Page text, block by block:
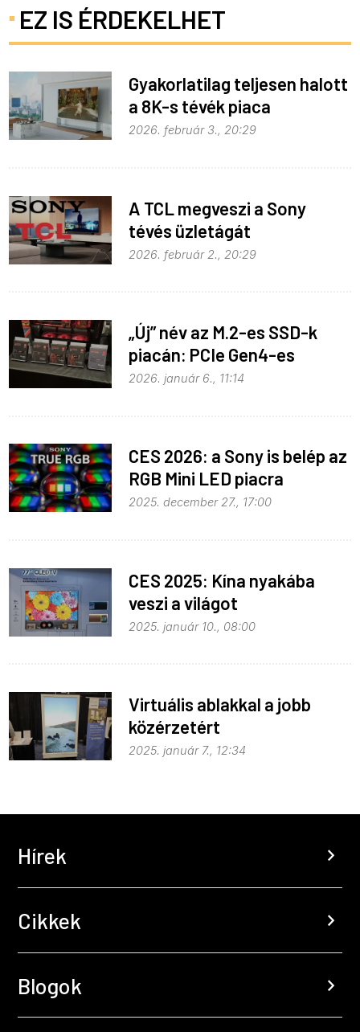
EZ IS ÉRDEKELHET
Gyakorlatilag teljesen halott
a 8K-s tévék piaca
2026. február 3., 20:29
A TCL megveszi a Sony
tévés üzletágát
2026. február 2., 20:29
„Új” név az M.2-es SSD-k
piacán: PCIe Gen4-es
meghajtókkal jelentkezett a
2026. január 6., 11:14
CES 2026: a Sony is belép az
RGB Mini LED piacra
2025. december 27., 17:00
CES 2025: Kína nyakába
veszi a világot
2025. január 10., 08:00
Virtuális ablakkal a jobb
közérzetért
2025. január 7., 12:34
Hírek chevron_right
Cikkek chevron_right
Blogok chevron_right